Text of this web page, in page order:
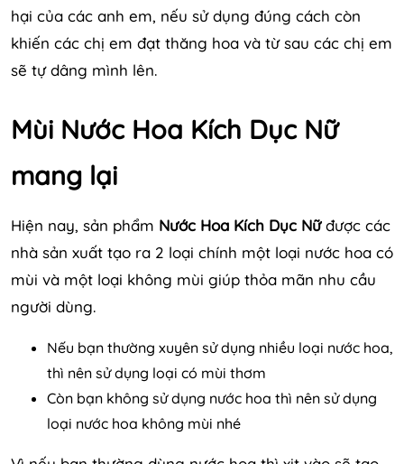
hại của các anh em, nếu sử dụng đúng cách còn
khiến các chị em đạt thăng hoa và từ sau các chị em
sẽ tự dâng mình lên.
Mùi Nước Hoa Kích Dục Nữ
mang lại
Hiện nay, sản phẩm Nước Hoa Kích Dục Nữđược các
nhà sản xuất tạo ra 2 loại chính một loại nước hoa có
mùi và một loại không mùi giúp thỏa mãn nhu cầu
người dùng.
Nếu bạn thường xuyên sử dụng nhiều loại nước hoa,
thì nên sử dụng loại có mùi thơm
Còn bạn không sử dụng nước hoa thì nên sử dụng
loại nước hoa không mùi nhé